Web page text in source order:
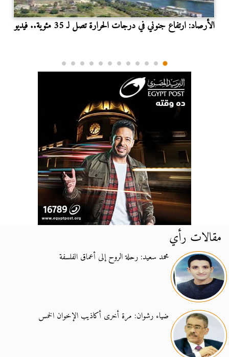
الأرصاد: ارتفاع جنوني في درجات الحرارة تصل لـ 35 مئوية.. فيديو
مقالات رأي
محمد سعيد: رحلة الروح إلى أعماق الفلسفة
ضياء رشوان: مرة أخرى أكاذيب الإخوان الخمس